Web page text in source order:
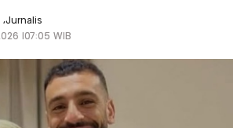
,Jurnalis
|07:05 WIB